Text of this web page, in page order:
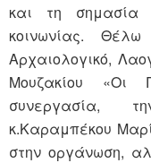
και τη σημασία
κοινωνίας.
Αρχαιολογικό,
Μουζακίου «Οι
συνεργασία,
κ.Καραμπέκου
στην οργάνωση,